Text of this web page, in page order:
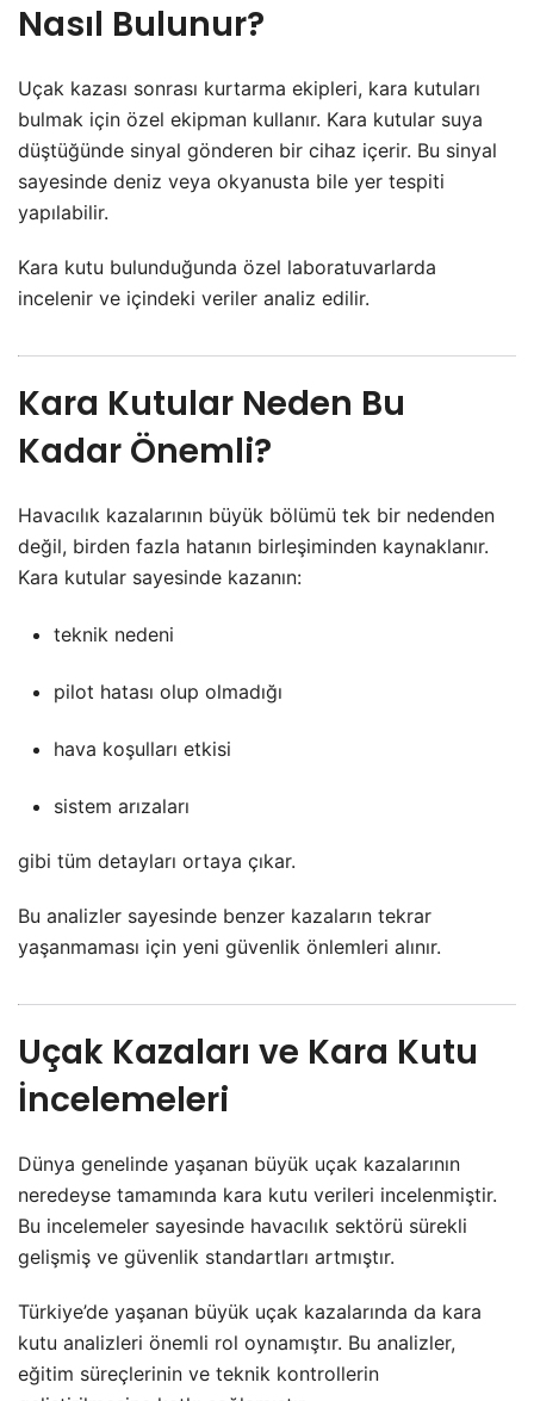
Nasıl Bulunur?
Uçak kazası sonrası kurtarma ekipleri, kara kutuları
bulmak için özel ekipman kullanır. Kara kutular suya
düştüğünde sinyal gönderen bir cihaz içerir. Bu sinyal
sayesinde deniz veya okyanusta bile yer tespiti
yapılabilir.
Kara kutu bulunduğunda özel laboratuvarlarda
incelenir ve içindeki veriler analiz edilir.
Kara Kutular Neden Bu
Kadar Önemli?
Havacılık kazalarının büyük bölümü tek bir nedenden
değil, birden fazla hatanın birleşiminden kaynaklanır.
Kara kutular sayesinde kazanın:
teknik nedeni
pilot hatası olup olmadığı
hava koşulları etkisi
sistem arızaları
gibi tüm detayları ortaya çıkar.
Bu analizler sayesinde benzer kazaların tekrar
yaşanmaması için yeni güvenlik önlemleri alınır.
Uçak Kazaları ve Kara Kutu
İncelemeleri
Dünya genelinde yaşanan büyük uçak kazalarının
neredeyse tamamında kara kutu verileri incelenmiştir.
Bu incelemeler sayesinde havacılık sektörü sürekli
gelişmiş ve güvenlik standartları artmıştır.
Türkiye’de yaşanan büyük uçak kazalarında da kara
kutu analizleri önemli rol oynamıştır. Bu analizler,
eğitim süreçlerinin ve teknik kontrollerin